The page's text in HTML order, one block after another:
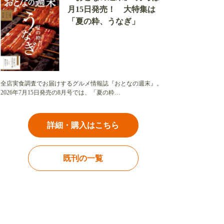
月15日発売！ 大特集は
「夏の粋、うなぎ」
全店実食調査でお届けするグルメ情報誌『おとなの週末』。
2026年7月15日発売の8月号では、「夏の粋…
詳細・購入はこちら
既刊の一覧